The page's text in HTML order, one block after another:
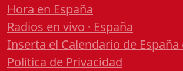
Hora en España
Radios en vivo · España
Inserta el Calendario de
Política de Privacidad